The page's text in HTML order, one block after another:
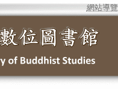
網站導覽